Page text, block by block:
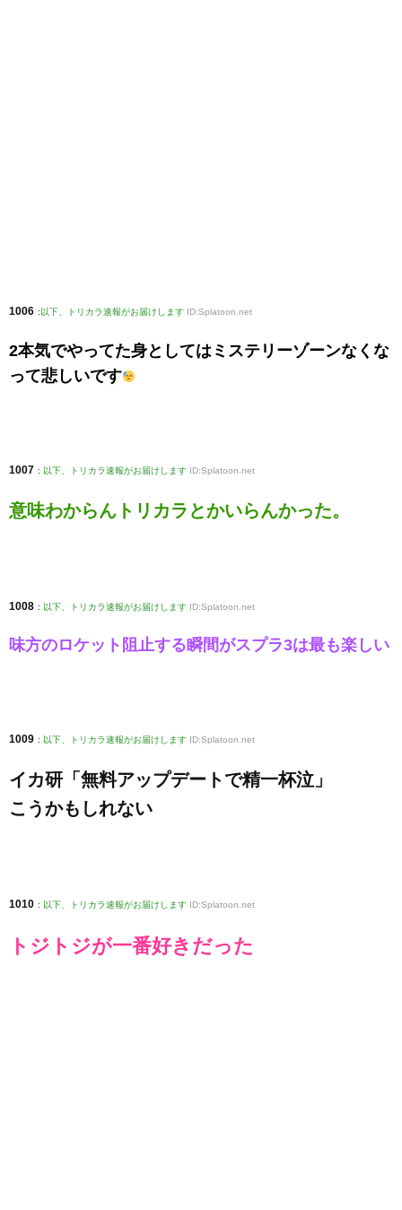
1006 :以下、トリカラ速報がお届けします ID:Splatoon.net
2本気でやってた身としてはミステリーゾーンなくな
って悲しいです
1007 : 以下、トリカラ速報がお届けします ID:Splatoon.net
意味わからんトリカラとかいらんかった。
1008 : 以下、トリカラ速報がお届けします ID:Splatoon.net
味方のロケット阻止する瞬間がスプラ3は最も楽しい
1009 : 以下、トリカラ速報がお届けします ID:Splatoon.net
イカ研「無料アップデートで精一杯泣」
こうかもしれない
1010 : 以下、トリカラ速報がお届けします ID:Splatoon.net
トジトジが一番好きだった